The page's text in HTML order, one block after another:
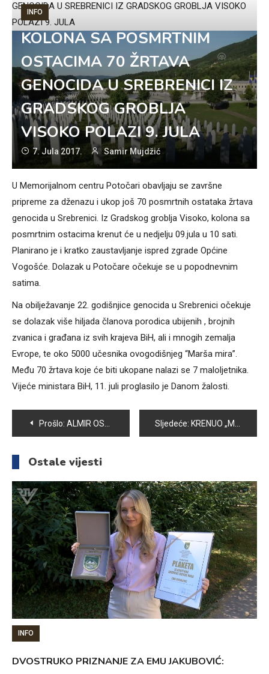
GENOCIDA U SREBRENICI IZ GRADSKOG GROBLJA VISOKO
POLAZI 9. JULA
INFO
KOLONA SA POSMRTNIM
OSTACIMA 70 ŽRTAVA
GENOCIDA U SREBRENICI IZ
GRADSKOG GROBLJA
VISOKO POLAZI 9. JULA
7. Jula 2017. Samir Mujdžić
U Memorijalnom centru Potočari obavljaju se završne
pripreme za dženazu i ukop još 70 posmrtnih ostataka žrtava
genocida u Srebrenici. Iz Gradskog groblja Visoko, kolona sa
posmrtnim ostacima krenut će u nedjelju 09.jula u 10 sati.
Planirano je i kratko zaustavljanje ispred zgrade Općine
Vogošće. Dolazak u Potočare očekuje se u popodnevnim
satima.
Na obilježavanje 22. godišnjice genocida u Srebrenici očekuje
se dolazak više hiljada članova porodica ubijenih , brojnih
zvanica i građana iz svih krajeva BiH, ali i mnogih zemalja
Evrope, te oko 5000 učesnika ovogodišnjeg “Marša mira”.
Među 70 žrtava koje će biti ukopane nalazi se 7 maloljetnika.
Vijeće ministara BiH, 11. juli proglasilo je Danom žalosti.
Navigacija
članaka
Prošlo: ALMIR OSMANHODŽIĆ NOVO POJAČANJE VOGOŠĆE Sljedeće: KRENUO „MARŠ MIRA SREBRENICA 2017“ – MEĐU UČESNICIMA I GRUPA IZ VOGOŠĆE
Ostale vijesti
INFO
DVOSTRUKO PRIZNANJE ZA EMU JAKUBOVIĆ: